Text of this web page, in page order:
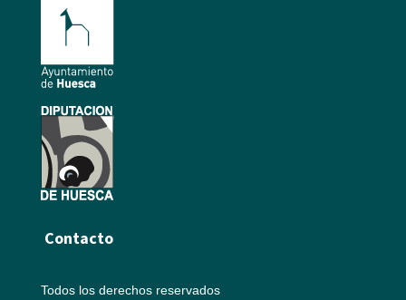
Contacto
Todos los derechos reservados